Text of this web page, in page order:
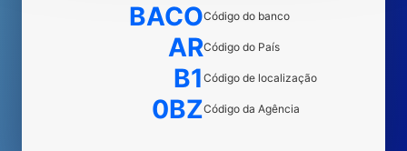
BACOCódigo do banco
ARCódigo do País
B1 Código de localização
0BZCódigo da Agência